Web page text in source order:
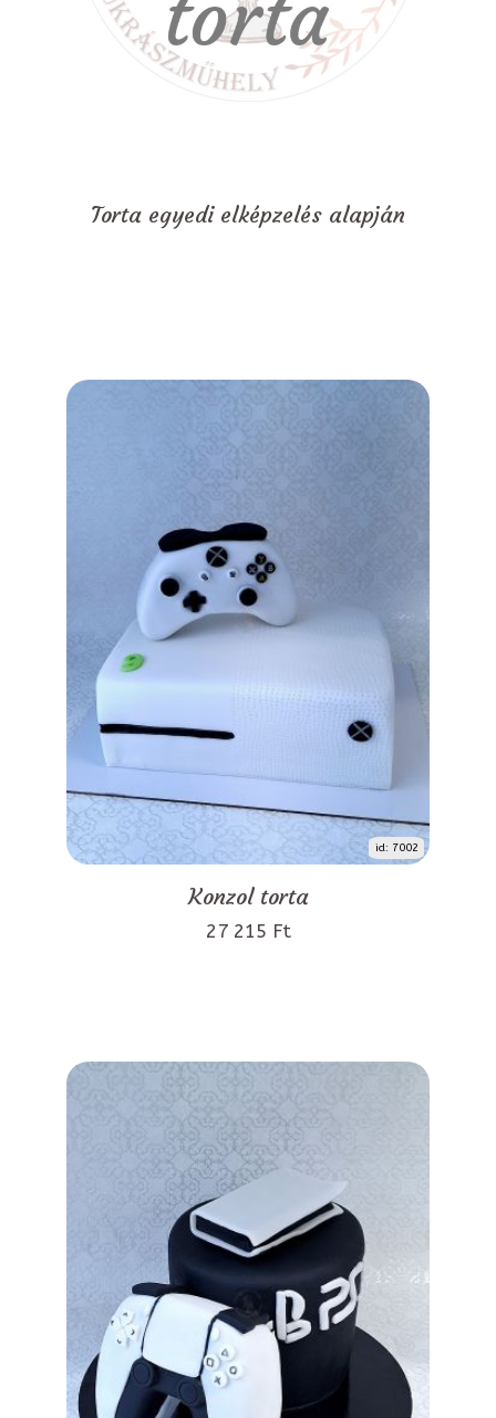
Torta egyedi elképzelés alapján
id: 7002
Konzol torta
27 215 Ft